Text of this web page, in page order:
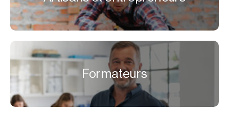
Formateurs